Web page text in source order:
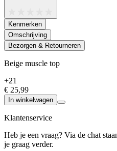
Kenmerken
Omschrijving
Bezorgen & Retourneren
Beige muscle top
+21
€ 25,99
In winkelwagen
Klantenservice
Heb je een vraag? Via de chat
je graag verder.